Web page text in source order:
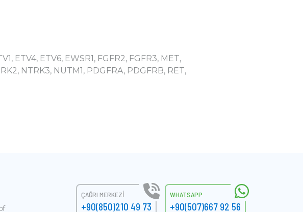
ETV4, ETV6, EWSR1, FGFR2, FGFR3, MET,
NTRK3, NUTM1, PDGFRA, PDGFRB, RET,
ÇAĞRI MERKEZI
+90(850)210 49 73
WHATSAPP
+90(507)667 92 56